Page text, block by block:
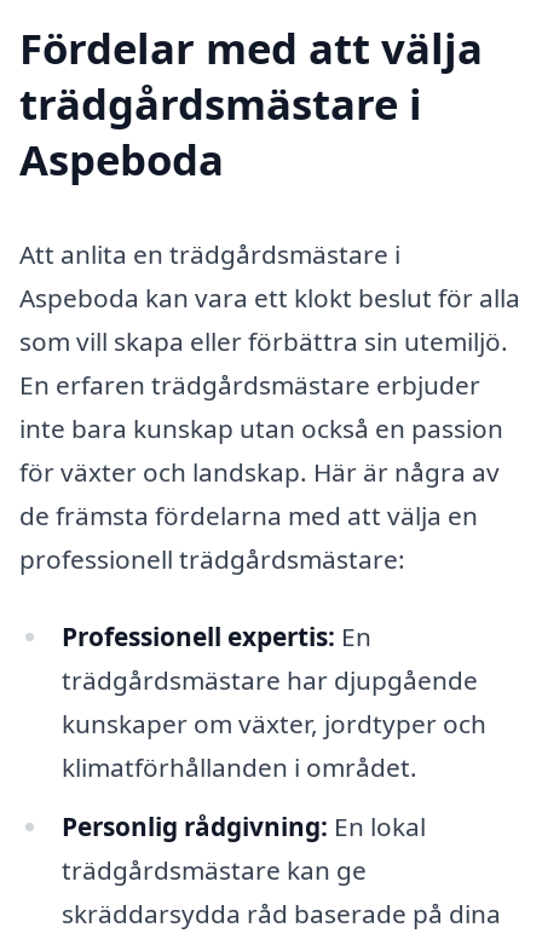
Fördelar med att välja
trädgårdsmästare i
Aspeboda
Att anlita en trädgårdsmästare i
Aspeboda kan vara ett klokt beslut för alla
som vill skapa eller förbättra sin utemiljö.
En erfaren trädgårdsmästare erbjuder
inte bara kunskap utan också en passion
för växter och landskap. Här är några av
de främsta fördelarna med att välja en
professionell trädgårdsmästare:
Professionell expertis: En
trädgårdsmästare har djupgående
kunskaper om växter, jordtyper och
klimatförhållanden i området.
Personlig rådgivning: En lokal
trädgårdsmästare kan ge
skräddarsydda råd baserade på dina